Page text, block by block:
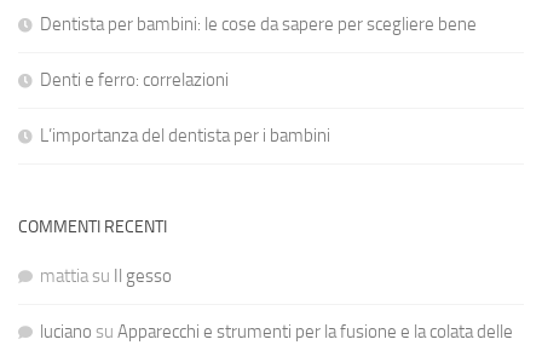
Dentista per bambini: le cose da sapere per scegliere bene
Denti e ferro: correlazioni
L’importanza del dentista per i bambini
COMMENTI RECENTI
mattiasu Il gesso
luciano su Apparecchi e strumenti per la fusione e la colata delle